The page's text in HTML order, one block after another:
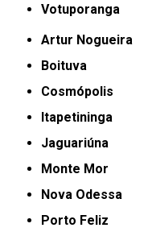
Votuporanga
Artur Nogueira
Boituva
Cosmópolis
Itapetininga
Jaguariúna
Monte Mor
Nova Odessa
Porto Feliz